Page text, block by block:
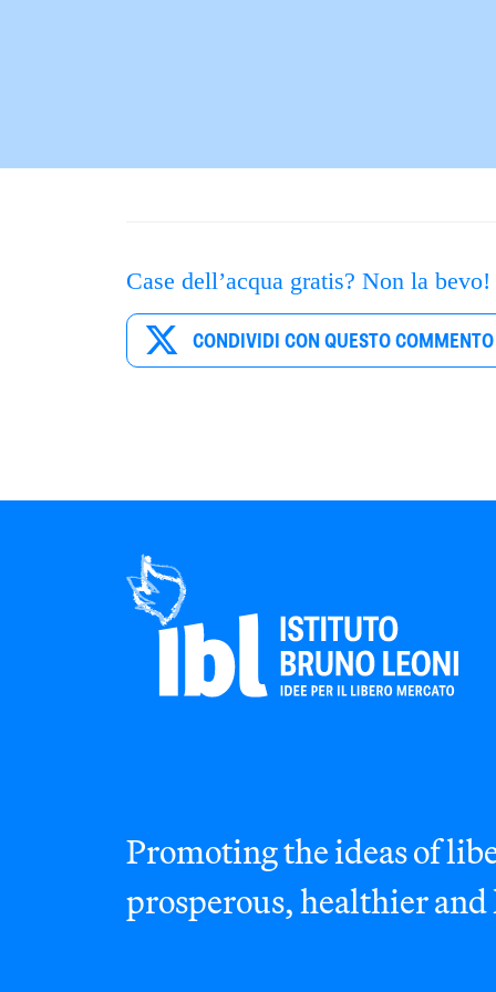
Case dell’acqua gratis? Non la bevo!
CONDIVIDI CON QUESTO COMMENTO
Promoting the ideas of
prosperous, healthier